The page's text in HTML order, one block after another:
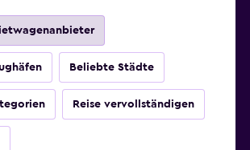
Beliebte Städte
Reise vervollständigen